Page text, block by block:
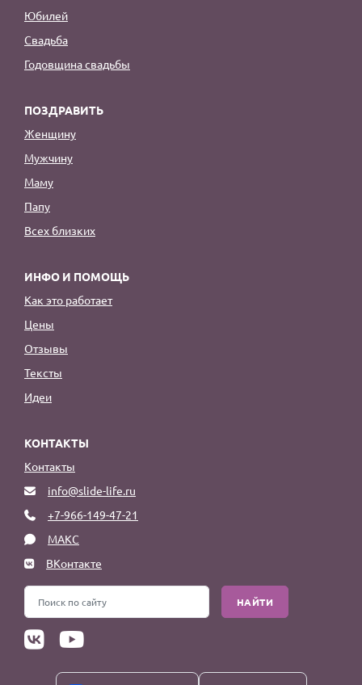
Юбилей
Свадьба
Годовщина свадьбы
ПОЗДРАВИТЬ
Женщину
Мужчину
Маму
Папу
Всех близких
ИНФО И ПОМОЩЬ
Как это работает
Цены
Отзывы
Тексты
Идеи
КОНТАКТЫ
Контакты
info@slide-life.ru
+7-966-149-47-21
МАКС
ВКонтакте
НАЙТИ